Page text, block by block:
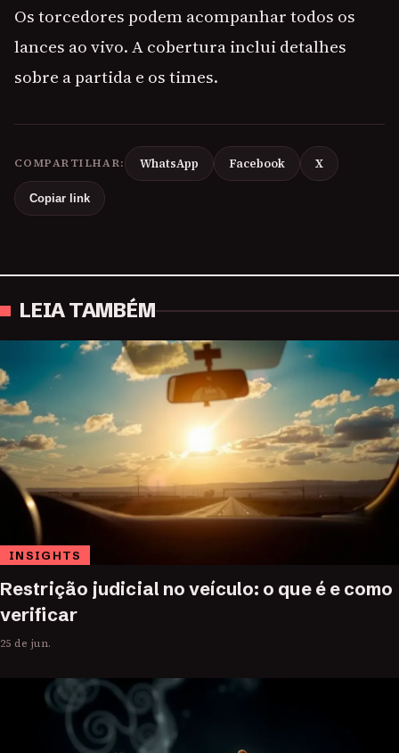
Os torcedores podem acompanhar todos os
lances ao vivo. A cobertura inclui detalhes
sobre a partida e os times.
COMPARTILHAR: WhatsApp Facebook X
Copiar link
LEIA TAMBÉM
INSIGHTS
Restrição judicial no veículo: o que é e como
verificar
25 de jun.